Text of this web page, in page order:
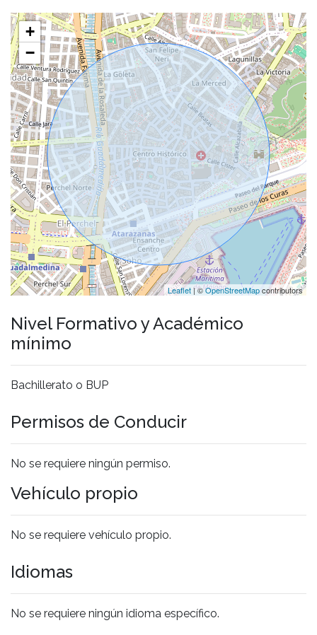
+
−
Leaflet| ©OpenStreetMapcontributors
Nivel Formativo y Académico
mínimo
Bachillerato o BUP
Permisos de Conducir
No se requiere ningún permiso.
Vehículo propio
No se requiere vehículo propio.
Idiomas
No se requiere ningún idioma específico.